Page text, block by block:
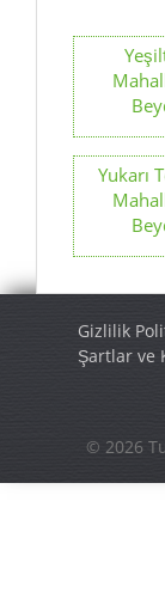
Yukarı
Gizlilik
Şartlar ve
© 2026